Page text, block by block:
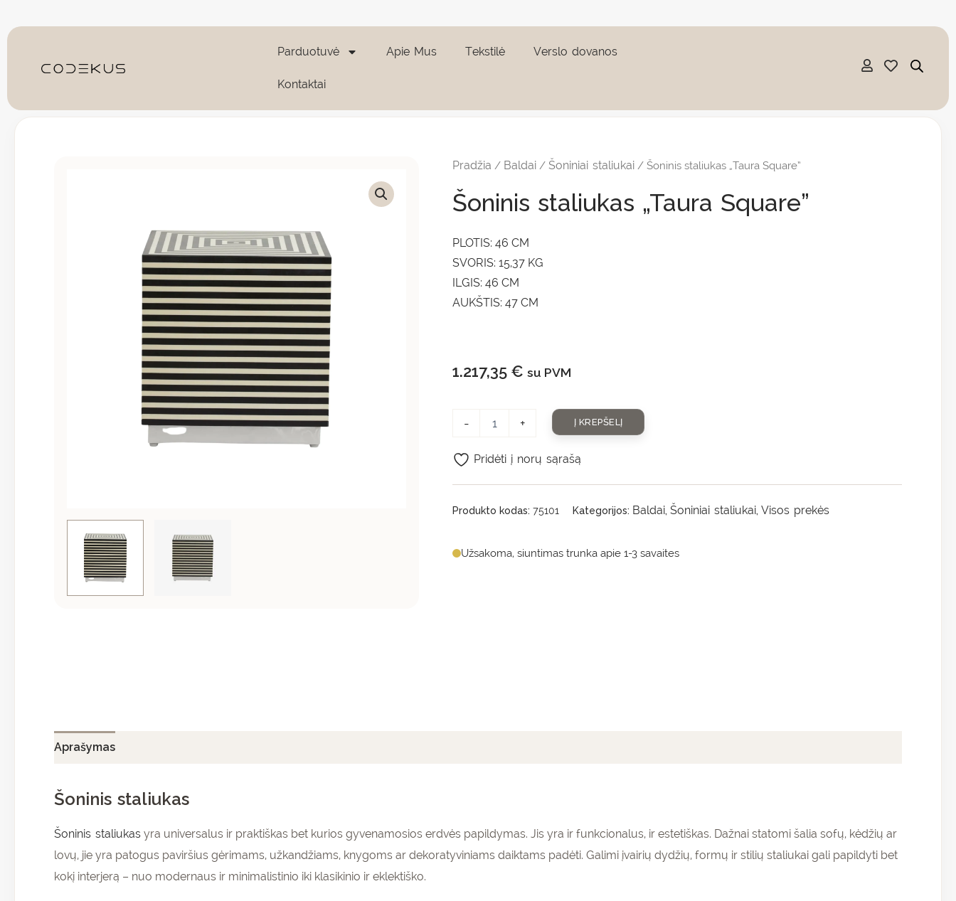
prie
Parduotuvė Apie Mus Tekstilė Verslo dovanos
Kontaktai
Pradžia / Baldai /Šoniniai staliukai / Šoninis staliukas „Taura Square”
Šoninis staliukas „Taura Square”
PLOTIS: 46 CM
SVORIS: 15,37 KG
ILGIS: 46 CM
AUKŠTIS: 47 CM
1.217,35 € su PVM
-
staliukas
Square"
+ Į KREPŠELĮ
Produkto kodas:75101 Kategorijos: Baldai,Šoniniai staliukai,Visos prekės
Užsakoma, siuntimas trunka apie 1-3 savaites
Pridėti į norų sąrašą
Aprašymas
Šoninis staliukas
Šoninis staliukas yra universalus ir praktiškas bet kurios gyvenamosios erdvės papildymas. Jis yra ir funkcionalus, ir estetiškas. Dažnai statomi šalia sofų, kėdžių ar
lovų, jie yra patogus paviršius gėrimams, užkandžiams, knygoms ar dekoratyviniams daiktams padėti. Galimi įvairių dydžių, formų ir stilių staliukai gali papildyti bet
kokį interjerą – nuo modernaus ir minimalistinio iki klasikinio ir eklektiško.